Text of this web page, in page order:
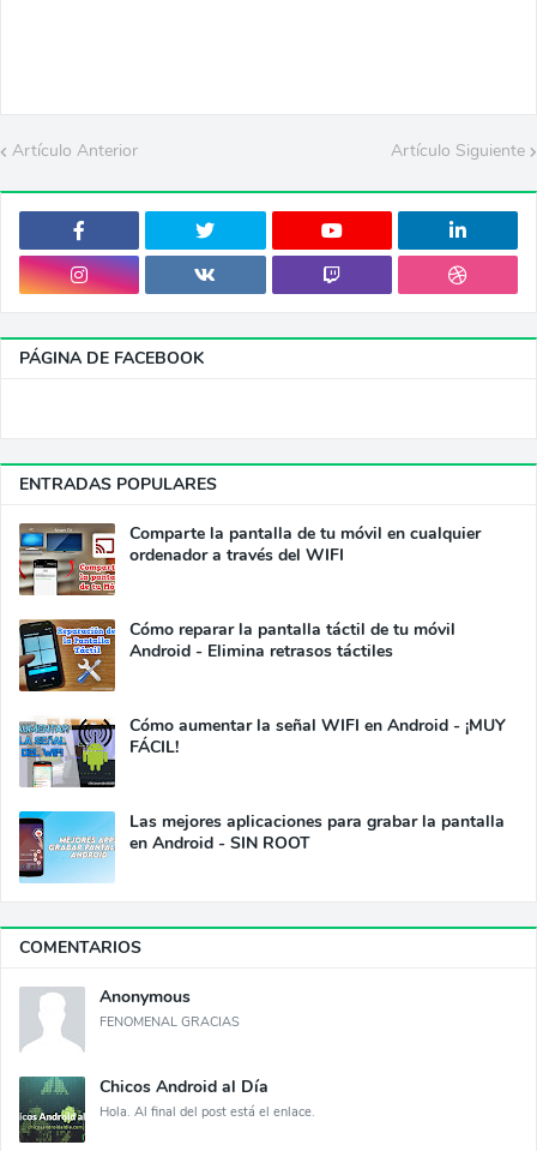
Artículo Anterior Artículo Siguiente
PÁGINA DE FACEBOOK
ENTRADAS POPULARES
Comparte la pantalla de tu móvil en cualquier
ordenador a través del WIFI
Cómo reparar la pantalla táctil de tu móvil
Android - Elimina retrasos táctiles
Cómo aumentar la señal WIFI en Android - ¡MUY
FÁCIL!
Las mejores aplicaciones para grabar la pantalla
en Android - SIN ROOT
COMENTARIOS
Anonymous
FENOMENAL GRACIAS
Chicos Android al Día
Hola. Al final del post está el enlace.